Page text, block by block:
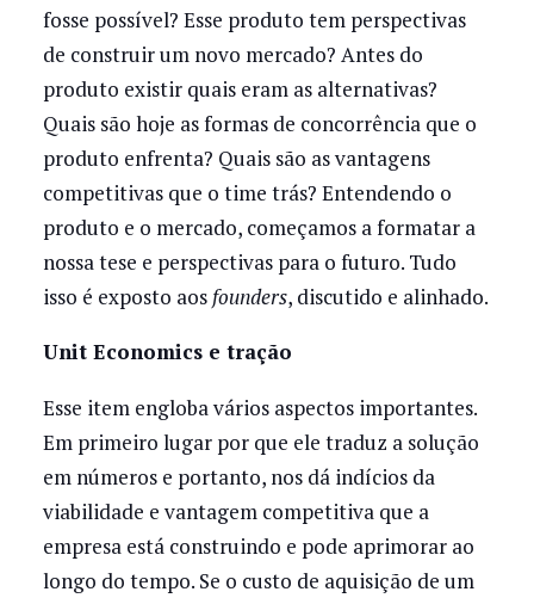
fosse possível? Esse produto tem perspectivas
de construir um novo mercado? Antes do
produto existir quais eram as alternativas?
Quais são hoje as formas de concorrência que o
produto enfrenta? Quais são as vantagens
competitivas que o time trás? Entendendo o
produto e o mercado, começamos a formatar a
nossa tese e perspectivas para o futuro. Tudo
isso é exposto aos founders, discutido e alinhado.
Unit Economics e tração
Esse item engloba vários aspectos importantes.
Em primeiro lugar por que ele traduz a solução
em números e portanto, nos dá indícios da
viabilidade e vantagem competitiva que a
empresa está construindo e pode aprimorar ao
longo do tempo. Se o custo de aquisição de um